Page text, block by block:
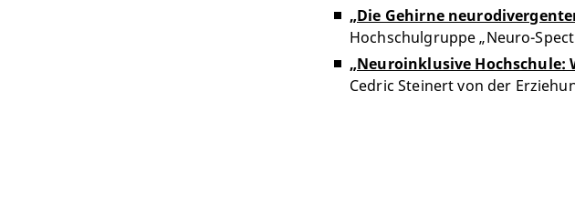
„Die Gehirne
Hochschulgruppe „Neuro-
„Neuroinklusive
Cedric Steinert von der